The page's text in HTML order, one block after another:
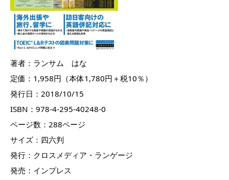
著者：ランサム はな
定価：1,958円（本体1,780円＋税10％）
発行日：2018/10/15
ISBN：978-4-295-40248-0
ページ数：288ページ
サイズ：四六判
発行：クロスメディア・ランゲージ
発売：インプレス